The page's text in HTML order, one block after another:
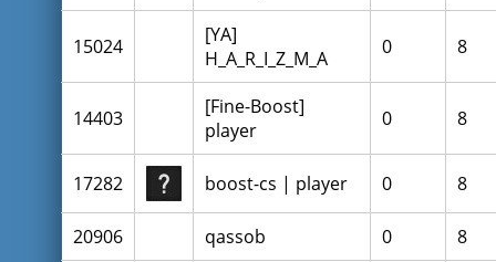
15024
[YA]
H_A_R_I_Z_M_A
0 8
14403
[Fine-Boost]
player
0 8
17282 boost-cs | player 0 8
20906 qassob 0
8